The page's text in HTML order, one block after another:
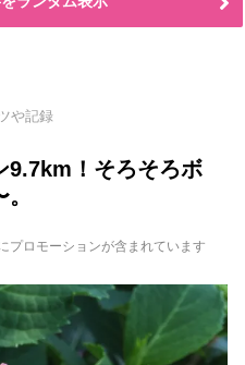
や記録
9.7km！そろそろボ
ロモーションが含まれています